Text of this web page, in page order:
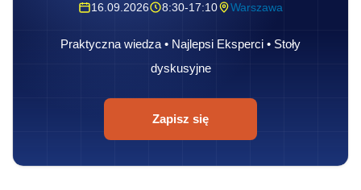
16.09.2026 8:30-17:10 Warszawa
Praktyczna wiedza • Najlepsi Eksperci • Stoły
dyskusyjne
Zapisz się